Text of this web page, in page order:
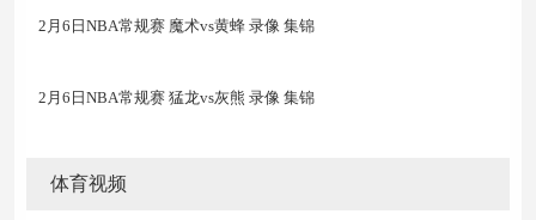
2月6日NBA常规赛 魔术vs黄蜂 录像 集锦
2月6日NBA常规赛 猛龙vs灰熊 录像 集锦
体育视频